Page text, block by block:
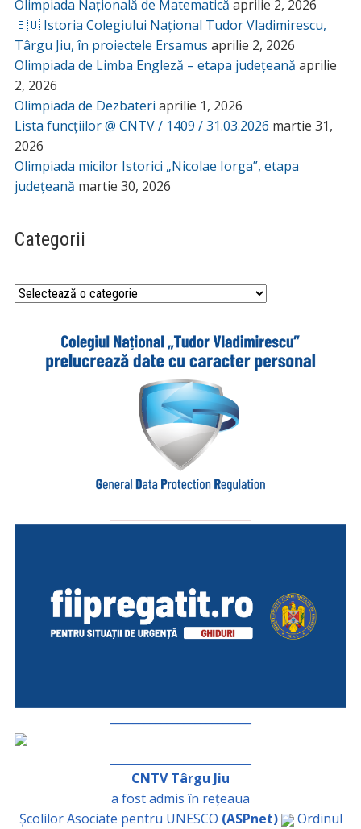
Olimpiada Națională de Matematică aprilie 2, 2026
🇪🇺 Istoria Colegiului Național Tudor Vladimirescu,
Târgu Jiu, în proiectele Ersamus aprilie 2, 2026
Olimpiada de Limba Engleză – etapa județeană aprilie
2, 2026
Olimpiada de Dezbateri aprilie 1, 2026
Lista funcțiilor @ CNTV / 1409 / 31.03.2026 martie 31,
2026
Olimpiada micilor Istorici „Nicolae Iorga”, etapa
județeană martie 30, 2026
Categorii
Categorii
CNTV Târgu Jiu
a fost admis în rețeaua
Școlilor Asociate pentru UNESCO (ASPnet)
Ordinul